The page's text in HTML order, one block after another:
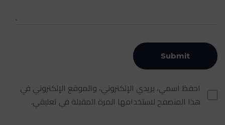
احفظ اسمي، بريدي الإلكتروني، والموقع الإلكتروني في
هذا المتصفح لاستخدامها المرة المقبلة في تعليقي.